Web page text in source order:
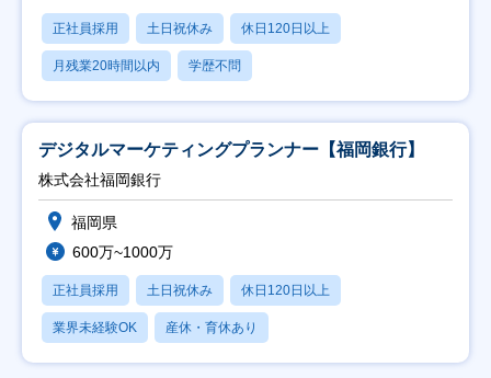
正社員採用 土日祝休み 休日120日以上
月残業20時間以内 学歴不問
デジタルマーケティングプランナー【福岡銀行】
株式会社福岡銀行
福岡県
600万~1000万
正社員採用 土日祝休み 休日120日以上
業界未経験OK 産休・育休あり